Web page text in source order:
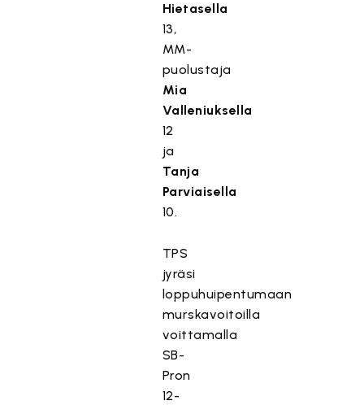
Hietasella
13,
MM-
puolustaja
Mia
Valleniuksella
12
ja
Tanja
Parviaisella
10.
TPS
jyräsi
loppuhuipentumaan
murskavoitoilla
voittamalla
SB-
Pron
12-